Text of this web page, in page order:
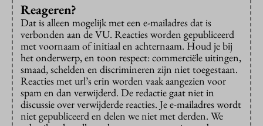
Reageren?
Dat is alleen mogelijk met een e-mailadres dat is
verbonden aan de VU. Reacties worden gepubliceerd
met voornaam of initiaal en achternaam. Houd je bij
het onderwerp, en toon respect: commerciële uitingen,
smaad, schelden en discrimineren zijn niet toegestaan.
Reacties met url’s erin worden vaak aangezien voor
spam en dan verwijderd. De redactie gaat niet in
discussie over verwijderde reacties. Je e-mailadres wordt
niet gepubliceerd en delen we niet met derden. We